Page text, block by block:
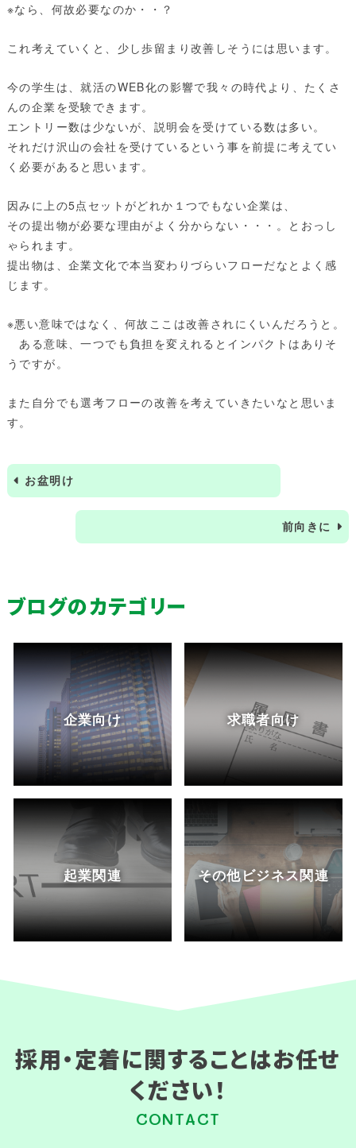
※なら、何故必要なのか・・？
これ考えていくと、少し歩留まり改善しそうには思います。
今の学生は、就活のWEB化の影響で我々の時代より、たくさ
んの企業を受験できます。
エントリー数は少ないが、説明会を受けている数は多い。
それだけ沢山の会社を受けているという事を前提に考えてい
く必要があると思います。
因みに上の5点セットがどれか１つでもない企業は、
その提出物が必要な理由がよく分からない・・・。とおっし
ゃられます。
提出物は、企業文化で本当変わりづらいフローだなとよく感
じます。
※悪い意味ではなく、何故ここは改善されにくいんだろうと。
ある意味、一つでも負担を変えれるとインパクトはありそ
うですが。
また自分でも選考フローの改善を考えていきたいなと思いま
す。
お盆明け
前向きに
ブログのカテゴリー
企業向け 求職者向け
起業関連 その他ビジネス関連
採用・定着に関することはお任せ
ください！
CONTACT